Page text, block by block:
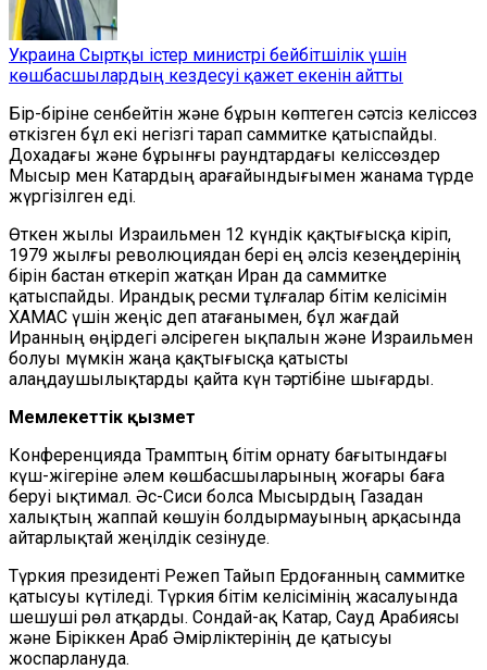
Украина Сыртқы істер министрі бейбітшілік үшін
көшбасшылардың кездесуі қажет екенін айтты
Бір-біріне сенбейтін және бұрын көптеген сәтсіз келіссөз
өткізген бұл екі негізгі тарап саммитке қатыспайды.
Дохадағы және бұрынғы раундтардағы келіссөздер
Мысыр мен Катардың арағайындығымен жанама түрде
жүргізілген еді.
Өткен жылы Израильмен 12 күндік қақтығысқа кіріп,
1979 жылғы революциядан бері ең әлсіз кезеңдерінің
бірін бастан өткеріп жатқан Иран да саммитке
қатыспайды. Ирандық ресми тұлғалар бітім келісімін
ХАМАС үшін жеңіс деп атағанымен, бұл жағдай
Иранның өңірдегі әлсіреген ықпалын және Израильмен
болуы мүмкін жаңа қақтығысқа қатысты
алаңдаушылықтарды қайта күн тәртібіне шығарды.
Мемлекеттік қызмет
Конференцияда Трамптың бітім орнату бағытындағы
күш-жігеріне әлем көшбасшыларының жоғары баға
беруі ықтимал. Әс-Сиси болса Мысырдың Газадан
халықтың жаппай көшуін болдырмауының арқасында
айтарлықтай жеңілдік сезінуде.
Түркия президенті Режеп Тайып Ердоғанның саммитке
қатысуы күтіледі. Түркия бітім келісімінің жасалуында
шешуші рөл атқарды. Сондай-ақ Катар, Сауд Арабиясы
және Біріккен Араб Әмірліктерінің де қатысуы
жоспарлануда.